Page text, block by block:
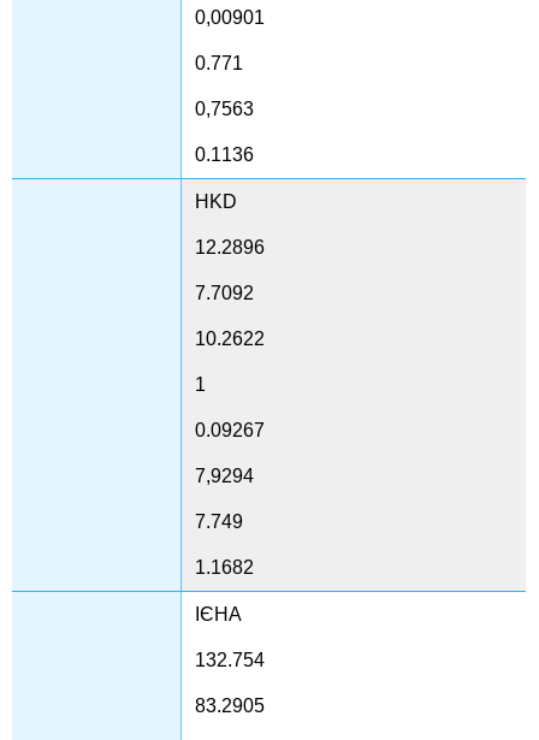
0,00901
0.771
0,7563
0.1136
HKD
12.2896
7.7092
10.2622
1
0.09267
7,9294
7.749
1.1682
ІЄНА
132.754
83.2905